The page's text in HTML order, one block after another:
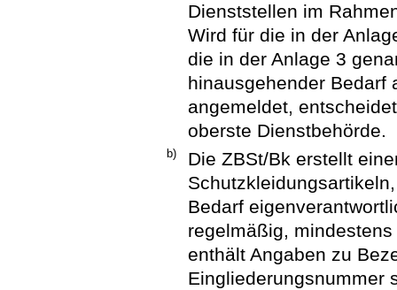
Dienststellen im
Wird für die in der
die in der Anlage 3
hinausgehender Bedarf
angemeldet,
oberste Dienstbehörde.
b)
Die ZBSt/Bk erstellt
Bedarf
regelmäßig,
enthält Angaben zu
Eingliederungsnummer